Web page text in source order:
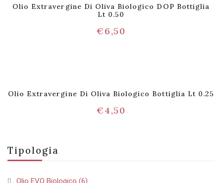
Tipologia
Olio EVO Biologico (6)
Olio Extravergine Di Oliva Biologico DOP Bottiglia
Lt 0.50
€6,50
Olio Extravergine Di Oliva Biologico Bottiglia Lt 0.25
€4,50